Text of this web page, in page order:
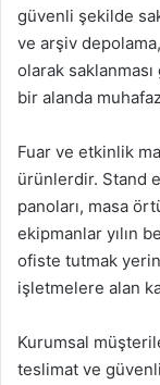
güvenli şekilde
ve arşiv
olarak
bir alanda
Fuar ve etkinlik
ürünlerdir. Stand
panoları, masa
ekipmanlar yılın
ofiste tutmak
işletmelere alan
Kurumsal
teslimat ve